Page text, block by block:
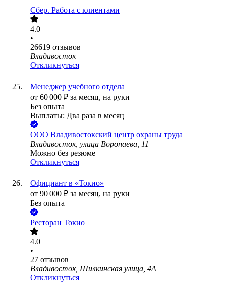
Сбер. Работа с клиентами
4.0
•
26619 отзывов
Владивосток
Откликнуться
Менеджер учебного отдела
от 60 000 ₽ за месяц, на руки
Без опыта
Выплаты: Два раза в месяц
ООО Владивостокский центр охраны труда
Владивосток, улица Воропаева, 11
Можно без резюме
Откликнуться
Официант в «Токио»
от 90 000 ₽ за месяц, на руки
Без опыта
Ресторан Токио
4.0
•
27 отзывов
Владивосток, Шилкинская улица, 4А
Откликнуться